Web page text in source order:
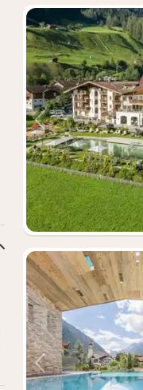
Forrige bilde
Forrige bilde